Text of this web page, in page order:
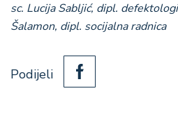
sc. Lucija Sabljić, dipl.
Šalamon, dipl. socijalna radnica
Podijeli